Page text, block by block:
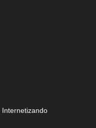
Internetizando